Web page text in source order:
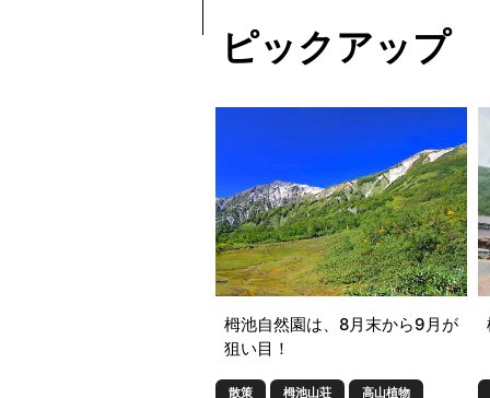
ピックアップ
栂池自然園は、8月末から9月が
狙い目！
散策 栂池山荘 高山植物